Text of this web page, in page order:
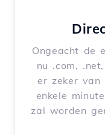
Ongeacht de
nu .com,
er zeker van
enkele
zal worden